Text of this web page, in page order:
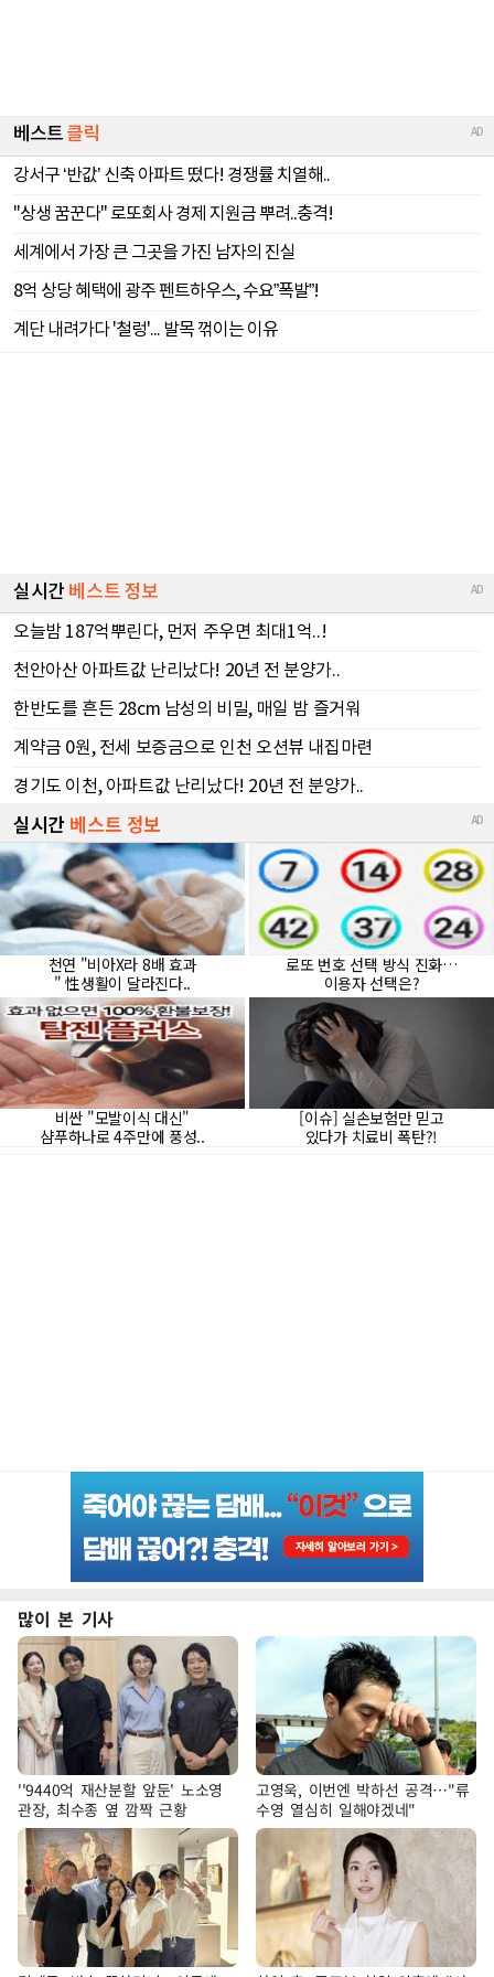
많이 본 기사
''9440억 재산분할 앞둔' 노소영
관장, 최수종 옆 깜짝 근황
고영욱, 이번엔 박하선 공격…"류
수영 열심히 일해야겠네"